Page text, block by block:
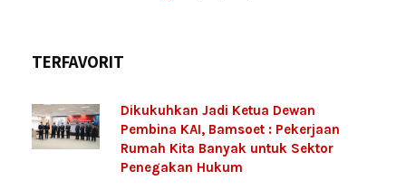
TERFAVORIT
Dikukuhkan Jadi Ketua Dewan
Pembina KAI, Bamsoet : Pekerjaan
Rumah Kita Banyak untuk Sektor
Penegakan Hukum